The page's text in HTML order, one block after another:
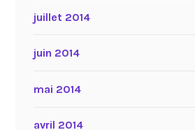
juillet 2014
juin 2014
mai 2014
avril 2014